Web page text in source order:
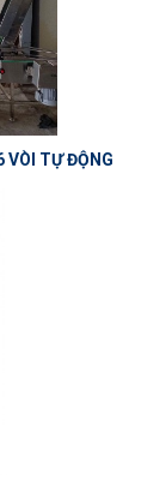
VÒI TỰ ĐỘNG